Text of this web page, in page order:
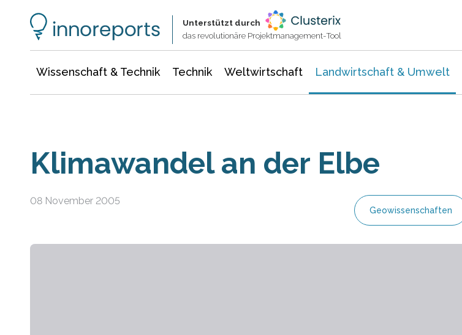
Unterstützt durch
das revolutionäre Projektmanagement-Tool
Wissenschaft & Technik Technik Weltwirtschaft Landwirtschaft & Umwelt
Klimawandel an der Elbe
08 November 2005
Geowissenschaften